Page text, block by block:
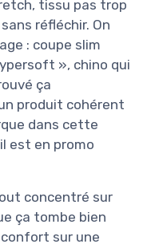
tissu pas trop
réfléchir. On
: coupe slim
», chino qui
ça
produit cohérent
dans cette
est en promo
concentré sur
ça tombe bien
sur une